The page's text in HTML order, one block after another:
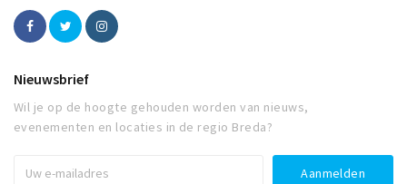
Nieuwsbrief
Wil je op de hoogte gehouden worden van nieuws,
evenementen en locaties in de regio Breda?